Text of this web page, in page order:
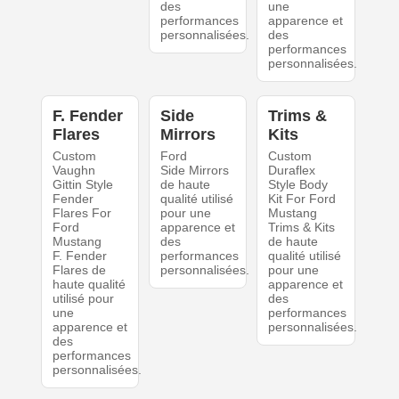
des
performances
personnalisées.
une
apparence et
des
performances
personnalisées.
F. Fender
Flares
Custom
Vaughn
Gittin Style
Fender
Flares For
Ford
Mustang
F. Fender
Flares de
haute qualité
utilisé pour
une
apparence et
des
performances
personnalisées.
Side
Mirrors
Ford
Side Mirrors
de haute
qualité utilisé
pour une
apparence et
des
performances
personnalisées.
Trims &
Kits
Custom
Duraflex
Style Body
Kit For Ford
Mustang
Trims & Kits
de haute
qualité utilisé
pour une
apparence et
des
performances
personnalisées.